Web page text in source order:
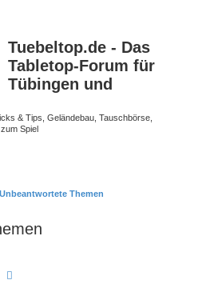
Tuebeltop.de - Das
Tabletop-Forum für
Tübingen und
& Tips, Geländebau, Tauschbörse,
Spiel
Unbeantwortete Themen
Suche